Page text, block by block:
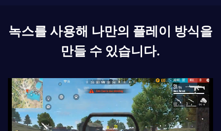
녹스를 사용해 나만의 플레이 방식을
만들 수 있습니다.